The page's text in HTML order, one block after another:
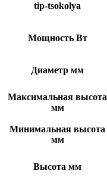
tip-tsokolya
Мощность Вт
Диаметр мм
Максимальная высота
мм
Минимальная высота
мм
Высота мм